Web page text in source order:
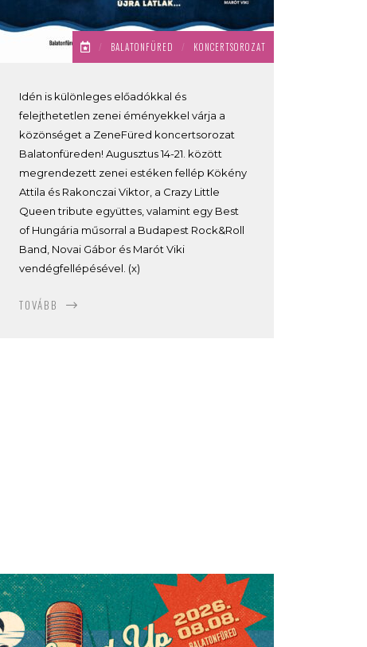
/ BALATONFÜRED / KONCERTSOROZAT
Idén is különleges előadókkal és
felejthetetlen zenei éményekkel várja a
közönséget a ZeneFüred koncertsorozat
Balatonfüreden! Augusztus 14-21. között
megrendezett zenei estéken fellép Kökény
Attila és Rakonczai Viktor, a Crazy Little
Queen tribute együttes, valamint egy Best
of Hungária műsorral a Budapest Rock&Roll
Band, Novai Gábor és Marót Viki
vendégfellépésével. (x)
TOVÁBB